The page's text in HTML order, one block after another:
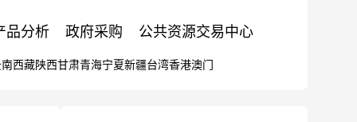
品分析 政府采购 公共资源交易中心
西藏陕西甘肃青海宁夏新疆台湾香港澳门